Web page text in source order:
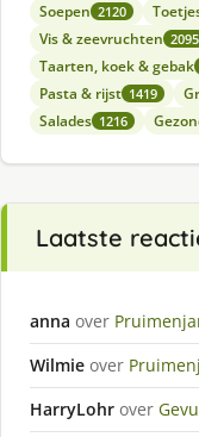
Soepen 2120
Vis & zeevruchten 2095
Taarten, koek & gebak
Pasta & rijst 1419
Salades 1216
Laatste
anna over
Wilmie over
HarryLohr over